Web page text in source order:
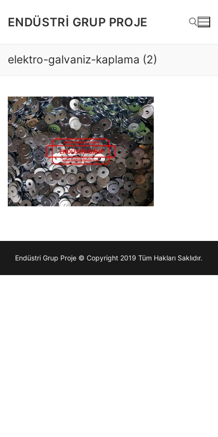
atlaENDÜSTRI GRUP PROJE
Arama:
elektro-galvaniz-kaplama (2)
Endüstri Grup Proje © Copyright 2019 Tüm Hakları Saklıdır.